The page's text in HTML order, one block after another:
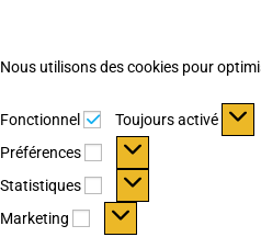
Nous utilisons des cookies pour
Fonctionnel Fonctionnel
Toujours activé
Préférences
Préférences
Statistiques Statistiques
Marketing Marketing